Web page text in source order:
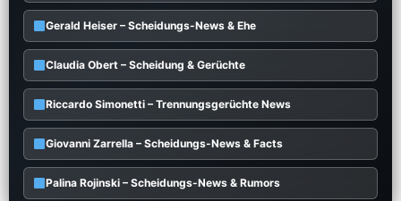
Gerald Heiser – Scheidungs-News & Ehe
Claudia Obert – Scheidung & Gerüchte
Riccardo Simonetti – Trennungsgerüchte News
Giovanni Zarrella – Scheidungs-News & Facts
Palina Rojinski – Scheidungs-News & Rumors